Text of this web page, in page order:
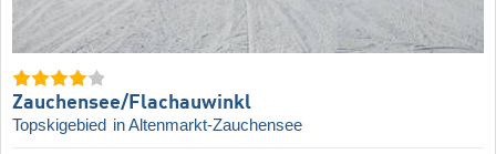
Zauchensee/​Flachauwinkl
Topskigebied in Altenmarkt-Zauchensee